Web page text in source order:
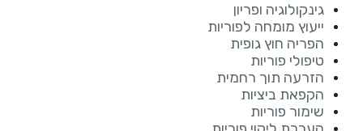
גינקולוגיה ופריון
ייעוץ מומחה לפוריות
הפריה חוץ גופית
טיפולי פוריות
הזרעה תוך רחמית
הקפאת ביציות
שימור פוריות